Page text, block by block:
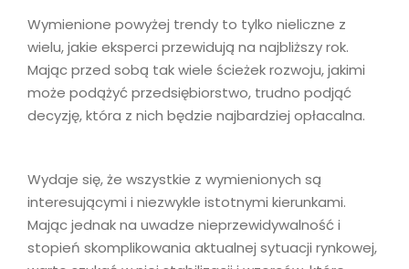
Wymienione powyżej trendy to tylko nieliczne z
wielu, jakie eksperci przewidują na najbliższy rok.
Mając przed sobą tak wiele ścieżek rozwoju, jakimi
może podążyć przedsiębiorstwo, trudno podjąć
decyzję, która z nich będzie najbardziej opłacalna.
Wydaje się, że wszystkie z wymienionych są
interesującymi i niezwykle istotnymi kierunkami.
Mając jednak na uwadze nieprzewidywalność i
stopień skomplikowania aktualnej sytuacji rynkowej,